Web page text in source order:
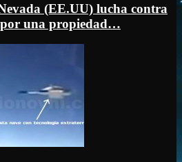
(EE.UU) lucha contra
una propiedad…